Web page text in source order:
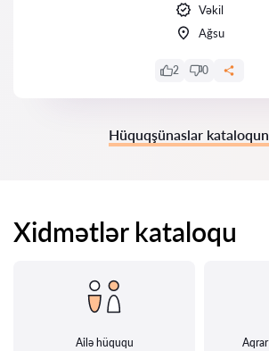
Vəkil
Ağsu
2 0
Hüquqşünaslar
Xidmətlər kataloqu
Ailə hüququ